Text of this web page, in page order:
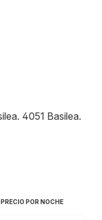
. 4051 Basilea.
PRECIO POR NOCHE